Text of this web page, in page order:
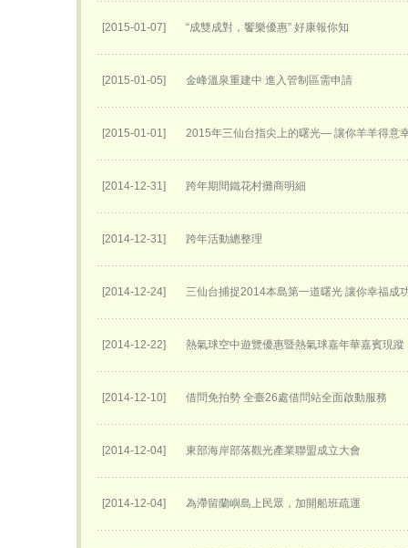
[2015-01-07] “成雙成對，饗樂優惠” 好康報你知
[2015-01-05] 金峰溫泉重建中 進入管制區需申請
[2015-01-01] 2015年三仙台指尖上的曙光— 讓你羊羊得意
[2014-12-31] 跨年期間鐵花村攤商明細
[2014-12-31] 跨年活動總整理
[2014-12-24] 三仙台捕捉2014本島第一道曙光 讓你幸福成
[2014-12-22] 熱氣球空中遊覽優惠暨熱氣球嘉年華嘉賓現蹤
[2014-12-10] 借問免拍勢 全臺26處借問站全面啟動服務
[2014-12-04] 東部海岸部落觀光產業聯盟成立大會
[2014-12-04] 為滯留蘭嶼島上民眾，加開船班疏運